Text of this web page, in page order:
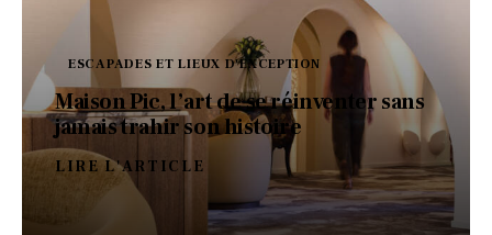
ESCAPADES ET LIEUX D'EXCEPTION
Maison Pic, l’art de se réinventer sans
jamais trahir son histoire
LIRE L'ARTICLE